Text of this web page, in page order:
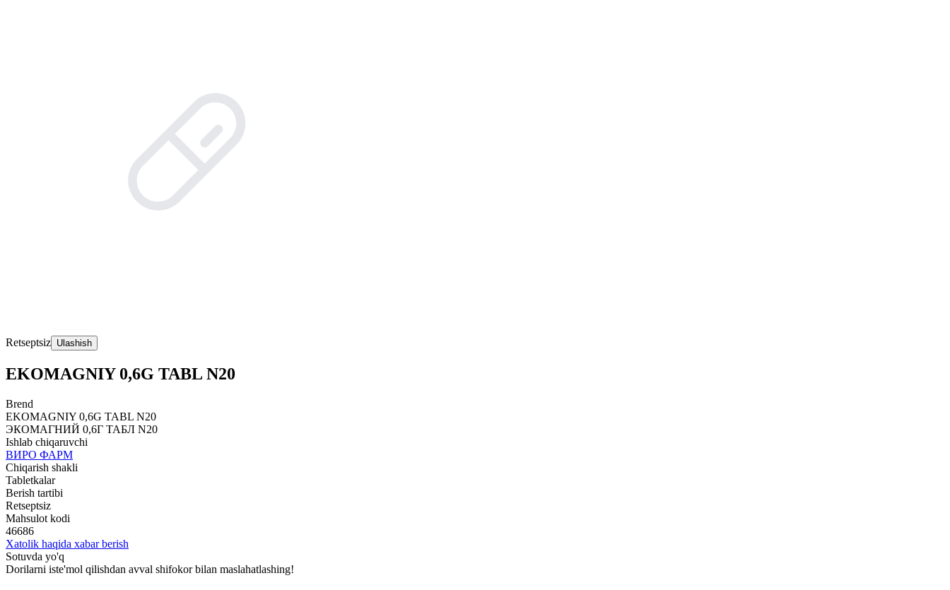
Retseptsiz Ulashish
EKOMAGNIY 0,6G TABL N20
Brend
EKOMAGNIY 0,6G TABL N20
ЭКОМАГНИЙ 0,6Г ТАБЛ N20
Ishlab chiqaruvchi
ВИРО ФАРМ
Chiqarish shakli
Tabletkalar
Berish tartibi
Retseptsiz
Mahsulot kodi
46686
Xatolik haqida xabar berish
Sotuvda yo'q
Dorilarni iste'mol qilishdan avval shifokor bilan maslahatlashing!